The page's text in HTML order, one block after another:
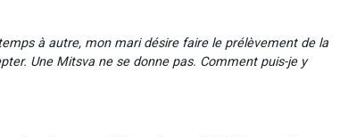
à autre, mon mari désire faire le prélèvement de la
Une Mitsva ne se donne pas. Comment puis-je y